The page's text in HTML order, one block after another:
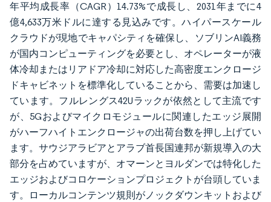
年平均成長率（CAGR）14.73%で成長し、2031年までに4
億4,633万米ドルに達する見込みです。ハイパースケール
クラウドが現地でキャパシティを確保し、ソブリンAI義務
が国内コンピューティングを必要とし、オペレーターが液
体冷却またはリアドア冷却に対応した高密度エンクロージ
ドキャビネットを標準化していることから、需要は加速し
ています。フルレングス42Uラックが依然として主流です
が、5Gおよびマイクロモジュールに関連したエッジ展開
がハーフハイトエンクロージャの出荷台数を押し上げてい
ます。サウジアラビアとアラブ首長国連邦が新規導入の大
部分を占めていますが、オマーンとヨルダンでは特化した
エッジおよびコロケーションプロジェクトが台頭していま
す。ローカルコンテンツ規則がノックダウンキットおよび